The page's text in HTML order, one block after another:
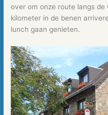
over om onze route langs
kilometer in de benen
lunch gaan genieten.